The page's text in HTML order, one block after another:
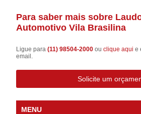
Para saber mais sobre
Automotivo Vila Brasilina
Ligue para(11) 98504-2000ouclique aqui e
email.
Solicite um
MENU